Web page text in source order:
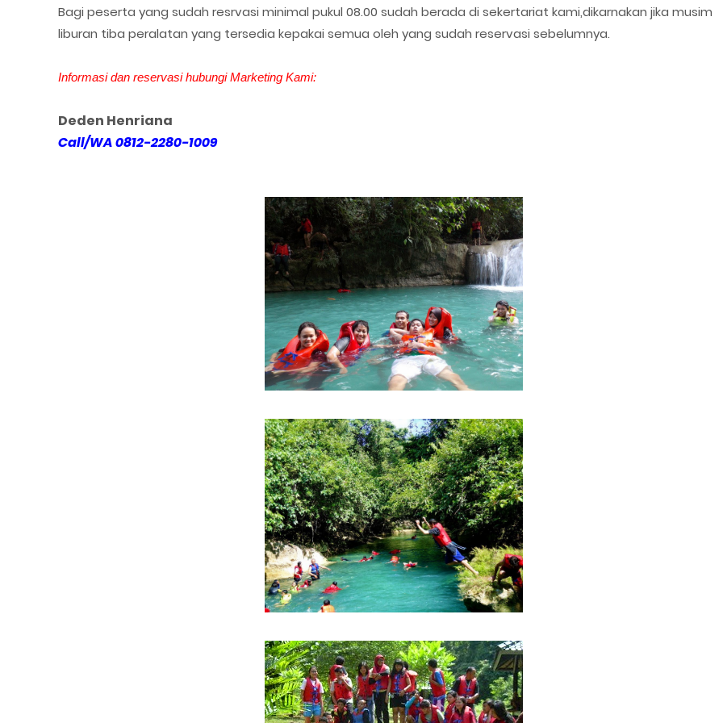
Bagi peserta yang sudah resrvasi minimal pukul 08.00 sudah berada di sekertariat kami,dikarnakan jika musim
liburan tiba peralatan yang tersedia kepakai semua oleh yang sudah reservasi sebelumnya.
Informasi dan reservasi hubungi Marketing Kami:
Deden Henriana
Call/WA 0812-2280-1009